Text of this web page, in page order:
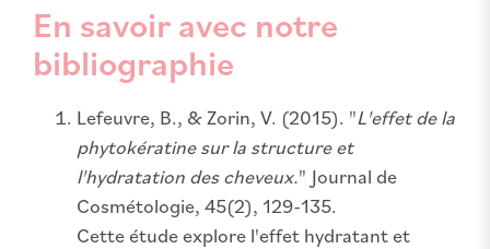
En savoir avec notre
bibliographie
Lefeuvre, B., & Zorin, V. (2015). "L'effet de la
phytokératine sur la structure et
l'hydratation des cheveux." Journal de
Cosmétologie, 45(2), 129-135.
Cette étude explore l'effet hydratant et